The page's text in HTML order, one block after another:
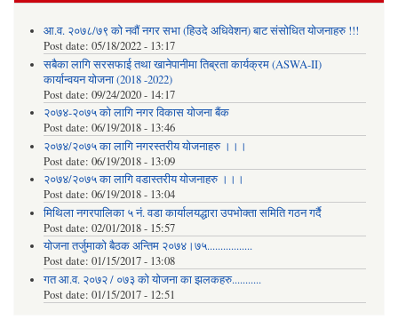
आ.व. २०७८/७९ को नवौं नगर सभा (हिउदे अधिवेशन) बाट संसोधित योजनाहरु !!!
Post date: 05/18/2022 - 13:17
सबैका लागि सरसफाई तथा खानेपानीमा तिब्रता कार्यक्रम (ASWA-II)
कार्यान्वयन योजना (2018 -2022)
Post date: 09/24/2020 - 14:17
२०७४-२०७५ को लागि नगर विकास योजना बैंक
Post date: 06/19/2018 - 13:46
२०७४/२०७५ का लागि नगरस्तरीय योजनाहरु ।।।
Post date: 06/19/2018 - 13:09
२०७४/२०७५ का लागि वडास्तरीय योजनाहरु ।।।
Post date: 06/19/2018 - 13:04
मिथिला नगरपालिका ५ नं. वडा कार्यालयद्धारा उपभोक्ता समिति गठन गर्दै
Post date: 02/01/2018 - 15:57
याेजना तर्जुमाकाे बैठक अन्तिम २०७४।७५.................
Post date: 01/15/2017 - 13:08
गत आ.व. २०७२ / ०७३ को योजना का झलकहरु...........
Post date: 01/15/2017 - 12:51